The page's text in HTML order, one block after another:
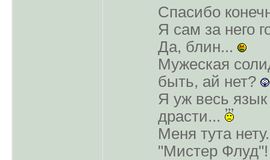
Спасибо
Я сам за него
Да, блин...
Мужеская
быть, ай нет?
Я уж весь
драсти...
Меня тута
"Мистер